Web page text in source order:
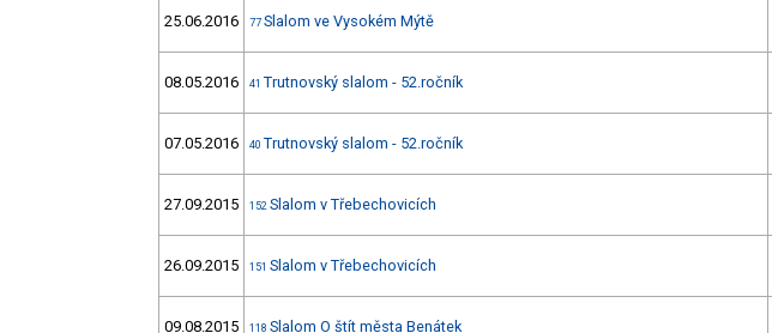
25.06.2016 77 Slalom ve Vysokém Mýtě
08.05.2016 41 Trutnovský slalom - 52.ročník
07.05.2016 40 Trutnovský slalom - 52.ročník
27.09.2015 152 Slalom v Třebechovicích
26.09.2015 151 Slalom v Třebechovicích
09.08.2015 118 Slalom O štít města Benátek